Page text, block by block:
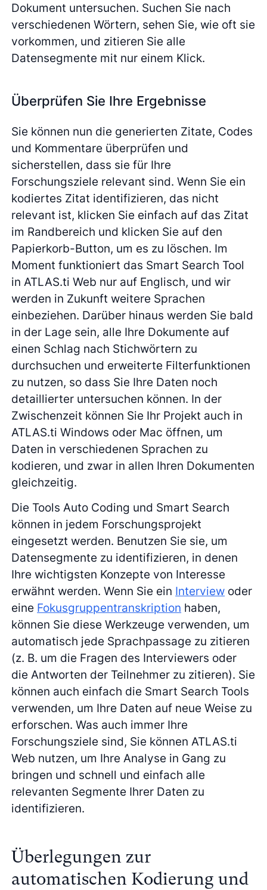
Dokument untersuchen. Suchen Sie nach
verschiedenen Wörtern, sehen Sie, wie oft sie
vorkommen, und zitieren Sie alle
Datensegmente mit nur einem Klick.
Überprüfen Sie Ihre Ergebnisse
Sie können nun die generierten Zitate, Codes
und Kommentare überprüfen und
sicherstellen, dass sie für Ihre
Forschungsziele relevant sind. Wenn Sie ein
kodiertes Zitat identifizieren, das nicht
relevant ist, klicken Sie einfach auf das Zitat
im Randbereich und klicken Sie auf den
Papierkorb-Button, um es zu löschen. Im
Moment funktioniert das Smart Search Tool
in ATLAS.ti Web nur auf Englisch, und wir
werden in Zukunft weitere Sprachen
einbeziehen. Darüber hinaus werden Sie bald
in der Lage sein, alle Ihre Dokumente auf
einen Schlag nach Stichwörtern zu
durchsuchen und erweiterte Filterfunktionen
zu nutzen, so dass Sie Ihre Daten noch
detaillierter untersuchen können. In der
Zwischenzeit können Sie Ihr Projekt auch in
ATLAS.ti Windows oder Mac öffnen, um
Daten in verschiedenen Sprachen zu
kodieren, und zwar in allen Ihren Dokumenten
gleichzeitig.
Die Tools Auto Coding und Smart Search
können in jedem Forschungsprojekt
eingesetzt werden. Benutzen Sie sie, um
Datensegmente zu identifizieren, in denen
Ihre wichtigsten Konzepte von Interesse
erwähnt werden. Wenn Sie ein Interview oder
eine Fokusgruppentranskription haben,
können Sie diese Werkzeuge verwenden, um
automatisch jede Sprachpassage zu zitieren
(z. B. um die Fragen des Interviewers oder
die Antworten der Teilnehmer zu zitieren). Sie
können auch einfach die Smart Search Tools
verwenden, um Ihre Daten auf neue Weise zu
erforschen. Was auch immer Ihre
Forschungsziele sind, Sie können ATLAS.ti
Web nutzen, um Ihre Analyse in Gang zu
bringen und schnell und einfach alle
relevanten Segmente Ihrer Daten zu
identifizieren.
Überlegungen zur
automatischen Kodierung und